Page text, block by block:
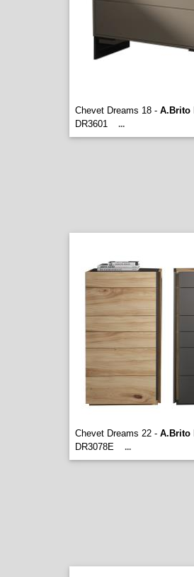
Chevet Dreams 18 - A.Brito
DR3601
...
Chevet Dreams 22 - A.Brito
DR3078E
...